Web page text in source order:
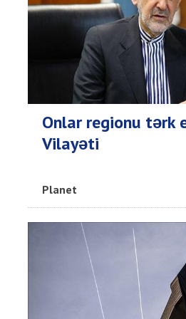
Onlar regionu tərk
Vilayəti
Planet